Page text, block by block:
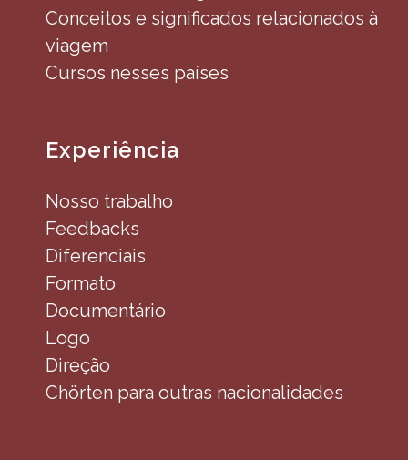
Conceitos e significados relacionados à
viagem
Cursos nesses países
Experiência
Nosso trabalho
Feedbacks
Diferenciais
Formato
Documentário
Logo
Direção
Chörten para outras nacionalidades